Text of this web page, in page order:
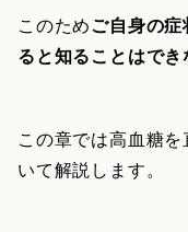
このためご自身の
ると知ることはで
この章では高血糖
いて解説します。